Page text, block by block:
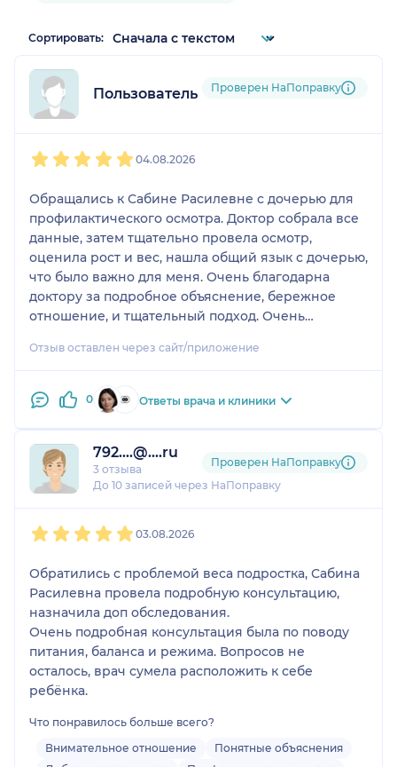
Сортировать:
Пользователь НаПоправку
Проверен НаПоправку
04.08.2026
Обращались к Сабине Расилевне с дочерью для
профилактического осмотра. Доктор собрала все
данные, затем тщательно провела осмотр,
оценила рост и вес, нашла общий язык с дочерью,
что было важно для меня. Очень благодарна
доктору за подробное объяснение, бережное
отношение, и тщательный подход. Очень
Отзыв оставлен через сайт/приложение
0 Ответы врача и клиники
792....@....ru
3 отзыва
До 10 записей через НаПоправку
Проверен НаПоправку
03.08.2026
Обратились с проблемой веса подростка, Сабина
Расилевна провела подробную консультацию,
назначила доп обследования.
Очень подробная консультация была по поводу
питания, баланса и режима. Вопросов не
осталось, врач сумела расположить к себе
ребёнка.
Что понравилось больше всего?
Внимательное отношение
Понятные объяснения